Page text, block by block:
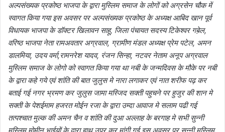
अल्पसंख्यक प्रकोष्ठ भाजपा के द्वारा मुस्लिम समाज के लोगों को अग्रसेन चौक में
स्वागत किया गया इस अवसर पर अल्पसंख्यक प्रकोष्ठ के अध्यक्ष आबिद खान पूर्व
विधायक भाजपा के डॉक्टर खिलावन साहू, जिला पंचायत सदस्य टिकेश्वर गब़ेल,
वरिष्ठ भाजपा नेता रामअवतार अग्रवाल, ग्रामीण मंडल अध्यक्ष प्रेम पटेल, अमन
डालमिया, उदय वर्मा,रामनरेश यादव, रंजन सिन्हा, नटवर नेताम अनूप अग्रवाल
मुस्लिम समाज के लोगो को स्वागत किया गया था नबी के जन्मदिवस के मौके पर नबी
के द्वारा कहे गये एवं शांति की बात जुलुस मे नारा लगाकर एवं नात शरीफ पढ़ कर
बताई गई नगर भ्रमण कर जुलुस जामा मस्जिद सक्ती पहुचने पर हुजुर की शान मे
सक्ती के पेशईमाम हजरत मोईन रजा के द्वारा उम्दा आवाज मे सलाम पढी गई
तत्पश्चात मुल्क की अमन चैन व शांति की दुआ अल्लाह के बरगाह मे सभी सुन्नी